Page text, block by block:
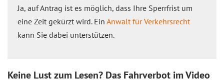
Ja, auf Antrag ist es möglich, dass Ihre Sperrfrist um
eine Zeit gekürzt wird. Ein Anwalt für Verkehrsrecht
kann Sie dabei unterstützen.
Keine Lust zum Lesen? Das Fahrverbot im Video